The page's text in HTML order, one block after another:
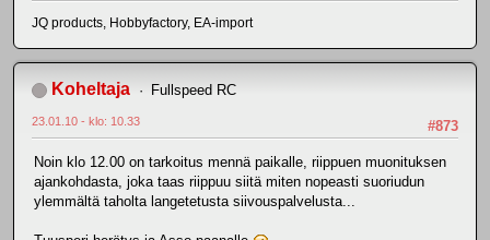
JQ products, Hobbyfactory, EA-import
Koheltaja Fullspeed RC
#873
23.01.10 - klo: 10.33
Noin klo 12.00 on tarkoitus mennä paikalle, riippuen muonituksen
ajankohdasta, joka taas riippuu siitä miten nopeasti suoriudun
ylemmältä taholta langetetusta siivouspalvelusta...